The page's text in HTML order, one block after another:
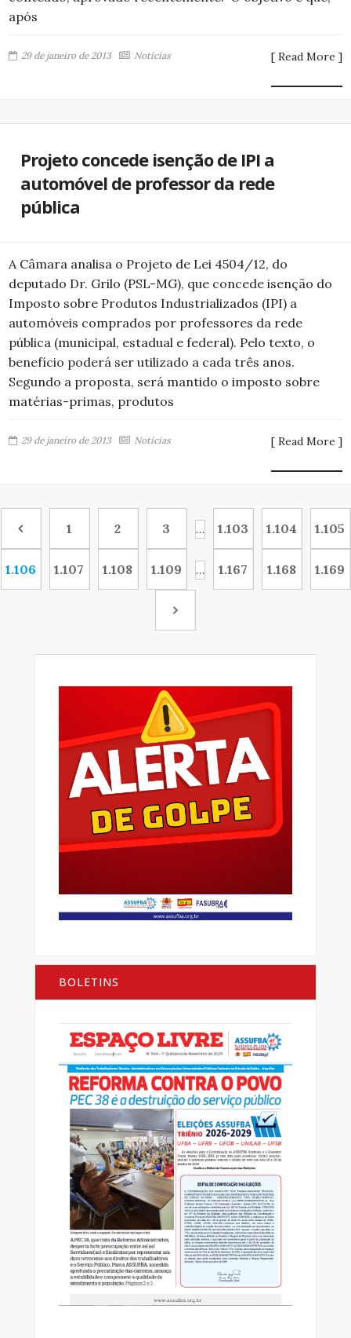
após
29 de janeiro de 2013 Notícias [ Read More ]
Projeto concede isenção de IPI a
automóvel de professor da rede
pública
A Câmara analisa o Projeto de Lei 4504/12, do
deputado Dr. Grilo (PSL-MG), que concede isenção do
Imposto sobre Produtos Industrializados (IPI) a
automóveis comprados por professores da rede
pública (municipal, estadual e federal). Pelo texto, o
benefício poderá ser utilizado a cada três anos.
Segundo a proposta, será mantido o imposto sobre
matérias-primas, produtos
29 de janeiro de 2013 Notícias [ Read More ]
1 2 3 … 1.103 1.104 1.105
1.106 1.107 1.108 1.109 … 1.167 1.168 1.169
BOLETINS